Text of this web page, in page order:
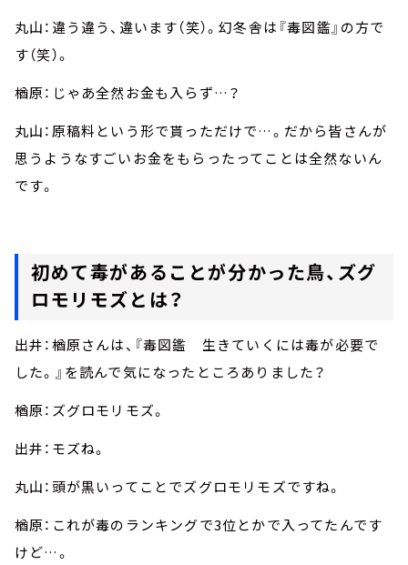
丸山：違う違う、違います（笑）。幻冬舎は『毒図鑑』の方で
す（笑）。
楢原：じゃあ全然お金も入らず…？
丸山：原稿料という形で貰っただけで…。だから皆さんが
思うようなすごいお金をもらったってことは全然ないん
です。
初めて毒があることが分かった鳥、ズグ
ロモリモズとは？
出井：楢原さんは、『毒図鑑 生きていくには毒が必要で
した。』を読んで気になったところありました？
楢原：ズグロモリモズ。
出井：モズね。
丸山：頭が黒いってことでズグロモリモズですね。
楢原：これが毒のランキングで3位とかで入ってたんです
けど…。